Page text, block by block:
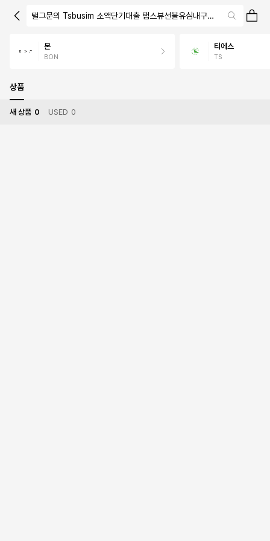
탤그문의 Tsbusim 소액단기대출 탬스뷰선불유심내구제 사천시간편긴
본
BON
티에스
TS
상품
새 상품 0 USED 0